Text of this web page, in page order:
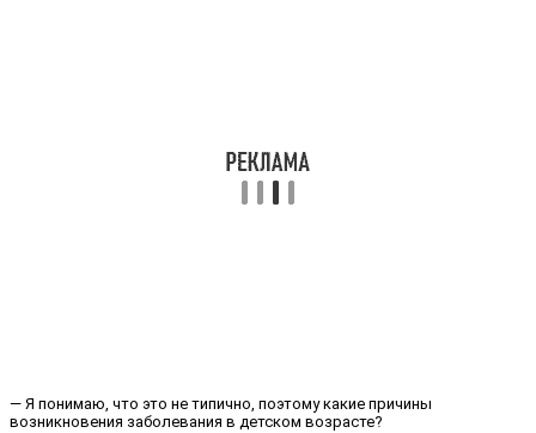
— Я понимаю, что это не типично, поэтому какие причины
возникновения заболевания в детском возрасте?